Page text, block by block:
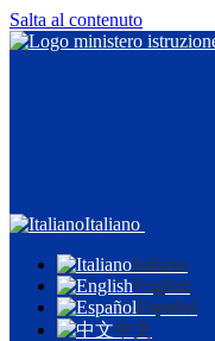
Salta al contenuto
Italiano
Italiano
English
Español
中文